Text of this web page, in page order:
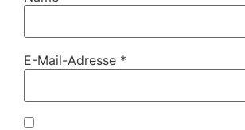
E-Mail-Adresse *